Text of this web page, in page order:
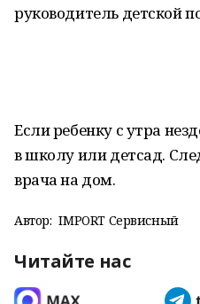
руководитель детской
Если ребенку с утра
в школу или детсад.
врача на дом.
Автор: IMPORT Сервисный
Читайте нас